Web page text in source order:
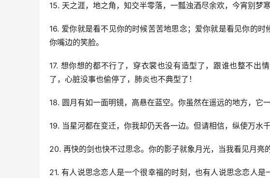
15. 天之涯，地之角，知交半零落，一瓢浊酒尽余欢，今宵别梦
16. 爱你就是看不见你的时候苦苦地思念；爱你就是看见你的
你嘴边的笑脸。
17. 想你想的都不行了，穿衣裳也没有造型了，跟谁也整不出
了，心脏没事也偷停了，肺炎也不典型了！
18. 圆月有如一面明镜，高悬在蓝空。你虽然在遥远的地方，它
19. 当星河都在变迁，你我却仍天各一边。但请相信，纵使万水
20. 再快的剑也快不过思念。你的影子就象月光，当我看见月亮
21. 有人说思念恋人是一个很幸福的时刻，也有人说思念恋人是